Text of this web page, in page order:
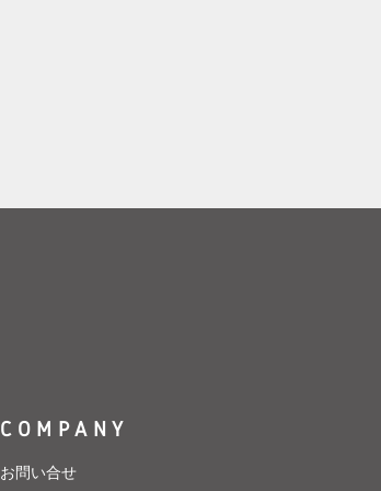
COMPANY
お問い合せ